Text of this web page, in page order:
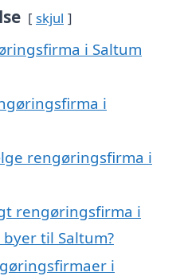
skjul
i Saltum
i
rengøringsfirma i
rengøringsfirma i
til Saltum?
i